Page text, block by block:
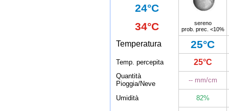
24°C
34°C
sereno
prob. prec. <10%
Temperatura 25°C
Temp. percepita 25°C
Quantità
Pioggia/Neve
-- mm/cm
Umidità 82%